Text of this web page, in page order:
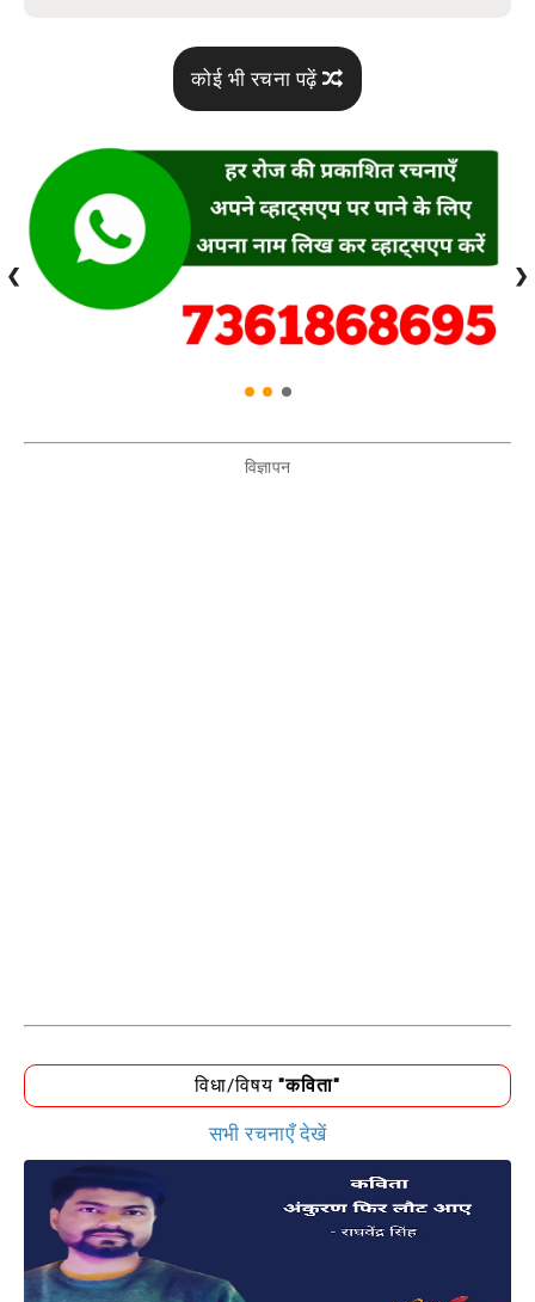
कोई भी रचना पढ़ें
❮ ❯
विज्ञापन
विधा/विषय"कविता"
सभी रचनाएँ देखें